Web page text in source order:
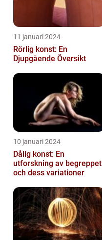
11 januari 2024
Rörlig konst: En
Djupgående Översikt
10 januari 2024
Dålig konst: En
utforskning av begreppet
och dess variationer